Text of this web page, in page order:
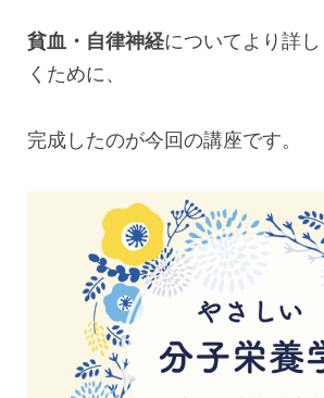
貧血・自律神経についてより詳
くために、
完成したのが今回の講座です。